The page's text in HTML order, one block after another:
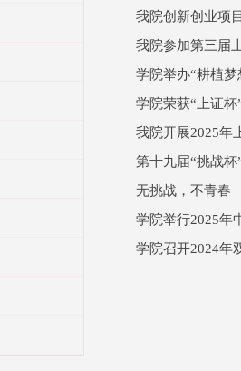
我院创新创业项
我院参加第三届
学院举办“耕植
学院荣获“上证
我院开展2025年
第十九届“挑战
无挑战，不青春
学院举行2025年
学院召开2024年